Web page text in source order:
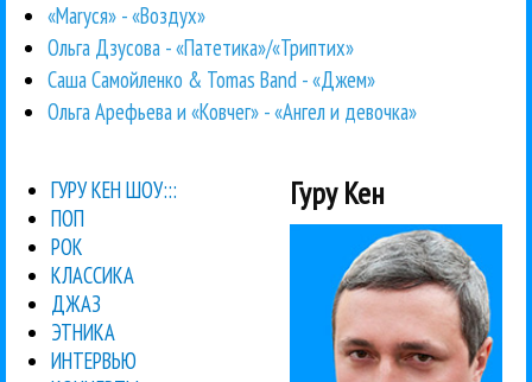
«Маrуся» - «Воздух»
Ольга Дзусова - «Патетика»/«Триптих»
Саша Самойленко & Tomas Band - «Джем»
Ольга Арефьева и «Ковчег» - «Ангел и девочка»
ГУРУ КЕН ШОУ:::
ПОП
РОК
КЛАССИКА
ДЖАЗ
ЭТНИКА
ИНТЕРВЬЮ
Гуру Кен